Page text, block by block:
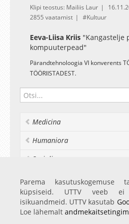
Klipi teostus: Mailiis Laur
2855 vaatamist
Kultuur
Eeva-Liisa Kriis "Kangastelje
kompuuterpead"
Pärandtehnoloogia VI konverents
TÖÖRIISTADEST.
Medicina
Humaniora
Socialia
Realia et naturalia
Ülikoolist veel
Parema kasutuskogemuse
küpsiseid. UTTV veeb
isikuandmeid. UTTV kasutab
Loe lähemalt